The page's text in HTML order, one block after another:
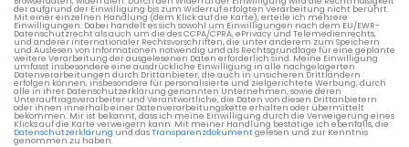
der aufgrund der Einwilligung bis zum Widerruf erfolgten Verarbeitung nicht berührt.
Mit einer einzelnen Handlung (dem Klick auf die Karte), erteile ich mehrere
Einwilligungen. Dabei handelt es sich sowohl um Einwilligungen nach dem EU/EWR-
Datenschutzrecht als auch um die des CCPA/CPRA, ePrivacy und Telemedienrechts,
und anderer internationaler Rechtsvorschriften, die unter anderem zum Speichern
und Auslesen von Informationen notwendig und als Rechtsgrundlage für eine geplante
weitere Verarbeitung der ausgelesenen Daten erforderlich sind. Meine Einwilligung
umfasst insbesondere eine ausdrückliche Einwilligung in alle nachgelagerten
Datenverarbeitungen durch Drittanbieter, die auch in unsicheren Drittländern
erfolgen können, insbesondere für personalisierte und zielgerichtete Werbung, durch
alle in ihrer Datenschutzerklärung genannten Unternehmen, sowie deren
Unterauftragsverarbeiter und Verantwortliche, die Daten von diesen Drittanbietern
oder ihnen innerhalb einer Datenverarbeitungskette erhalten oder übermittelt
bekommen. Mir ist bekannt, dass ich meine Einwilligung durch die Verweigerung eines
Klicks auf die Karte verweigern kann. Mit meiner Handlung bestätige ich ebenfalls, die
Datenschutzerklärung und dasTransparenzdokumentgelesen und zur Kenntnis
genommen zu haben.